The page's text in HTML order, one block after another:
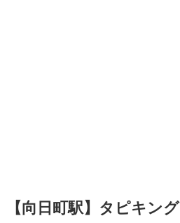
【向日町駅】タピキング